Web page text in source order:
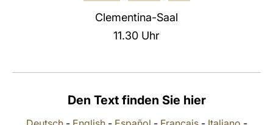
Clementina-Saal
11.30 Uhr
Den Text finden Sie hier